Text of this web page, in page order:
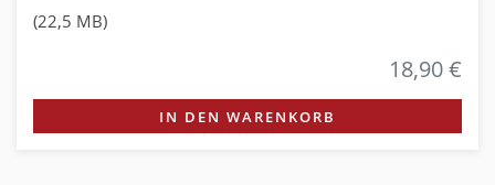
(22,5 MB)
18,90 €
IN DEN WARENKORB